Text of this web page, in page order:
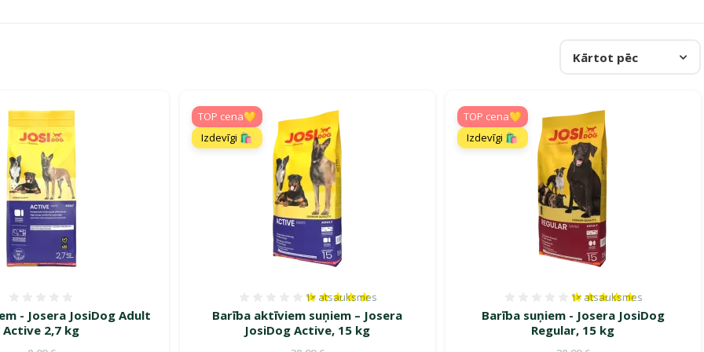
Kārtot pēc
- Josera JosiDog Adult
Active 2,7 kg
Barība aktīviem suņiem – Josera
JosiDog Active, 15 kg
Atsauksmes 100%, reitingu skaits: 1
1× atsauksmes
TOP cena💛
Izdevīgi 🛍️
Barība suņiem - Josera JosiDog
Regular, 15 kg
Atsauksmes 100%,
1× atsauksmes
TOP cena💛
Izdevīgi 🛍️